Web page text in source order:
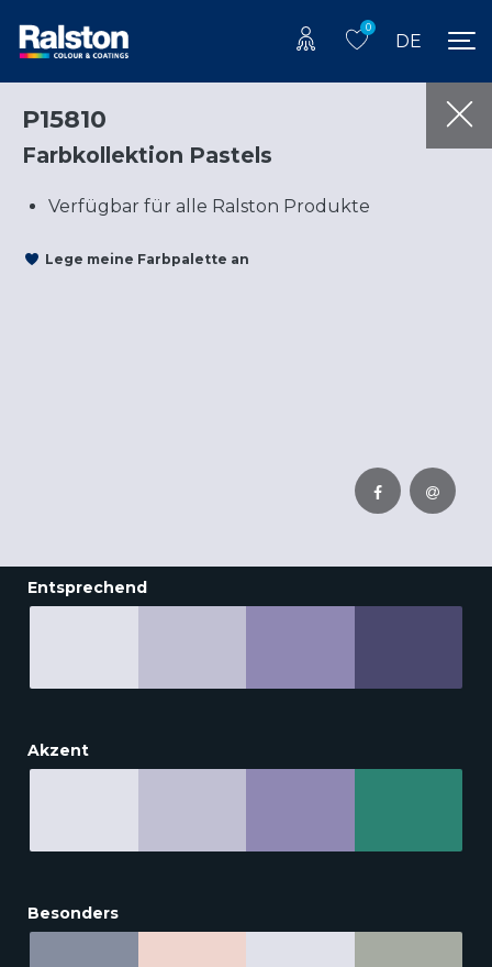
0
DE
P15810
Farbkollektion Pastels
Verfügbar für alle Ralston Produkte
Lege meine Farbpalette an
Entsprechend
Akzent
Besonders